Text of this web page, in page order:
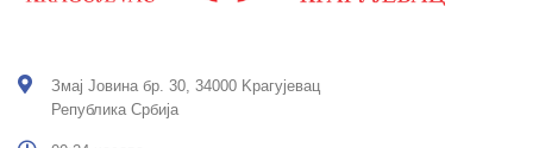
Змај Јовина бр. 30, 34000 Kрагујевац
Република Србија